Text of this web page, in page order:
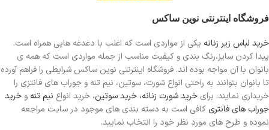
فروشگاه اینترنتی نوین ساکس
خرید لباس زیر زنانه یکی از مواردی است که اغلب با دغدغه هایی همراه است.
پیدا کردن سایز،رنگ بندی و کیفیت مناسب از جمله مواردی است که همه ی
بانوان با آن مواجه بوده اند. فروشگاه اینترنتی نوین ساکس شرایطی را فراهم آورده
تا بانوان بتوانند به راحتی انواع شورت، سوتین، نیم تنه و جوراب های فانتزی را
خریداری نمایند. برای خرید شورت زنانه، خرید سوتین، خرید انواع نیم تنه و خرید
جوراب های فانتری کافی است به دسته بندی های موجود در سایت مراجعه
نموده و طرح های مورد نظر خود را انتخاب نمایید.